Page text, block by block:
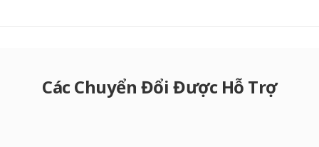
Các Chuyển Đổi Được Hỗ Trợ